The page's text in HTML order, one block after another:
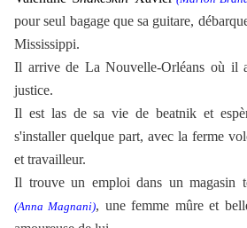
pour seul bagage que sa guitare,
Mississippi.
Il arrive de La Nouvelle-Orléans où il
justice.
Il est las de sa vie de beatnik et
s'installer quelque part, avec la ferme
et travailleur.
Il trouve un emploi dans un magasin
(Anna Magnani), une femme mûre et